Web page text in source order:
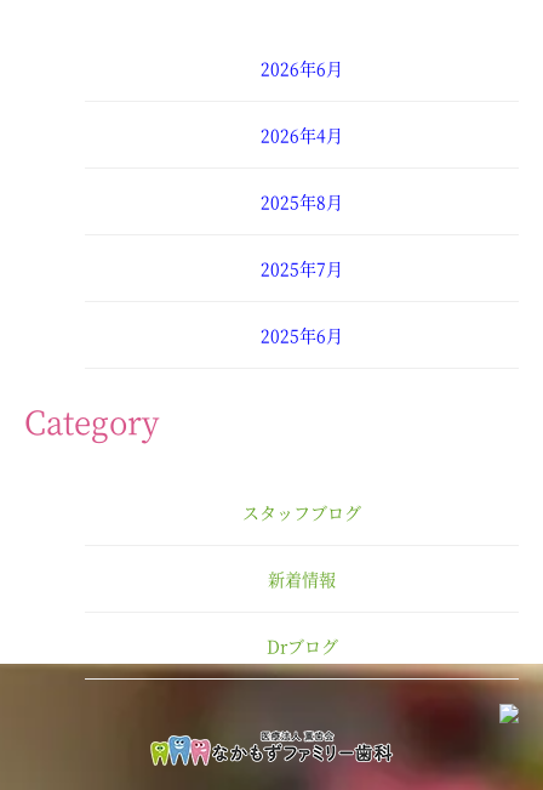
2026年6月
2026年4月
2025年8月
2025年7月
2025年6月
2024年12月
2024年11月
Category
スタッフブログ
新着情報
Drブログ